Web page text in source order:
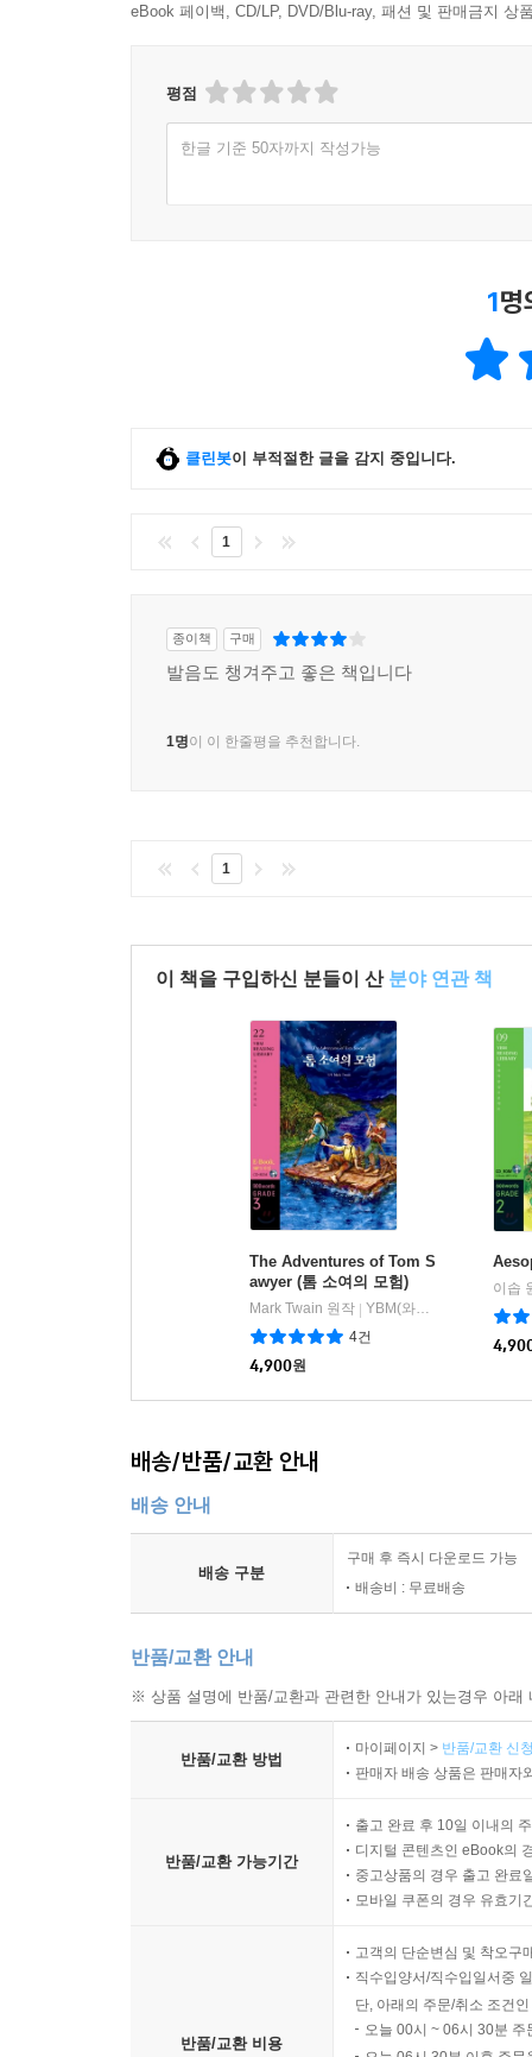
eBook 페이백, CD/LP, DVD/Blu-ray, 패션 및 판매금지 상
평점
한글 기준 50자까지 작성가능
1명
클린봇이 부적절한 글을 감지 중입니다.
1
종이책 구매
발음도 챙겨주고 좋은 책입니다
1명이 이 한줄평을 추천합니다.
1
이 책을 구입하신 분들이 산 분야 연관 책
The Adventures of Tom S
awyer (톰 소여의 모험)
Mark Twain 원작
YBM(와이비엠)
4건
4,900원
이솝
배송/반품/교환 안내
배송 안내
배송 구분
구매 후 즉시 다운로드 가능
배송비 : 무료배송
반품/교환 안내
※ 상품 설명에 반품/교환과 관련한 안내가 있는경우 아
반품/교환 방법
마이페이지 > 반품/교환 신
판매자 배송 상품은 판매자
반품/교환 가능기간
출고 완료 후 10일 이내의
디지털 콘텐츠인 eBook의
중고상품의 경우 출고 완료
모바일 쿠폰의 경우 유효기
반품/교환 비용
고객의 단순변심 및 착오구
직수입양서/직수입일서중
단, 아래의 주문/취소 조건
오늘 00시 ~ 06시 30분